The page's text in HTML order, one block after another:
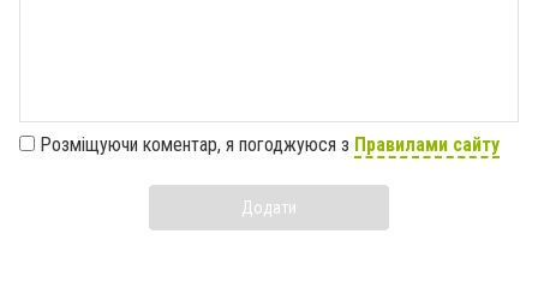
Розміщуючи коментар, я погоджуюся з Правилами сайту
Додати